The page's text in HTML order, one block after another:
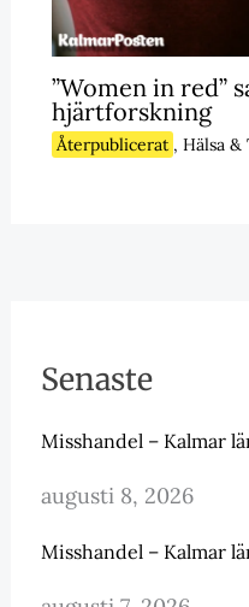
”Women in red”
hjärtforskning
Återpublicerat , Hälsa
Senaste
Misshandel – Kalmar
augusti 8, 2026
Misshandel – Kalmar